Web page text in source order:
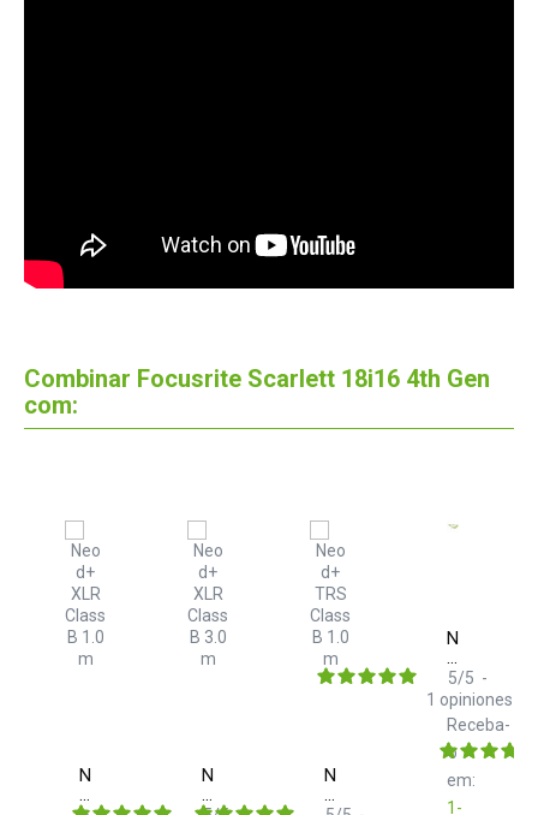
Combinar Focusrite Scarlett 18i16 4th Gen
com:
Neo
Neo
Neo
Neo
TRS
Class
B
2.0
m
Receba-
o
em:
1-
5/5 -
1 opiniones